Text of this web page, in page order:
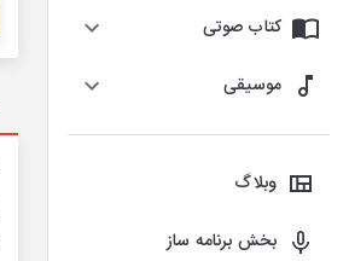
کتاب صوتی
موسیقی
وبلاگ
بخش برنامه ساز